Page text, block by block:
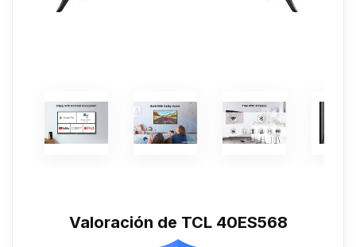
Valoración de TCL 40ES568